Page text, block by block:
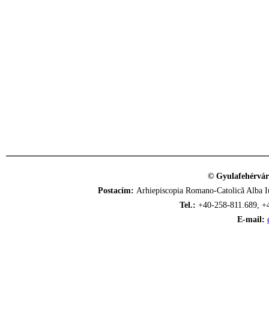
©
Postacím: Arhiepiscopia Romano-Catolică
Tel.: +40-258-811.689,
E-mail: